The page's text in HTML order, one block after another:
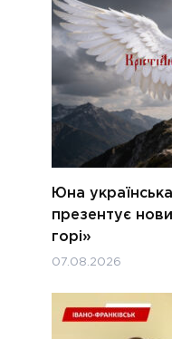
Юна
презентує
горі»
07.08.2026